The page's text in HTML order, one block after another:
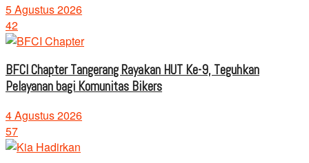
5 Agustus 2026
42
BFCI Chapter Tangerang Rayakan HUT Ke-9, Teguhkan
Pelayanan bagi Komunitas Bikers
4 Agustus 2026
57